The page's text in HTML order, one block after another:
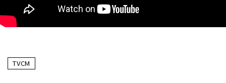
TVCM